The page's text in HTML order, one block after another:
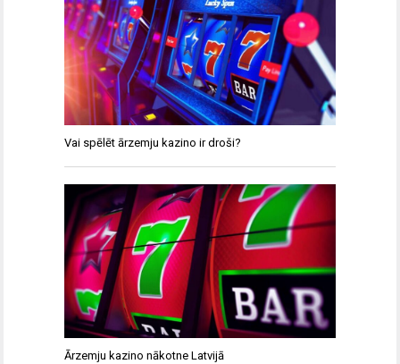
Vai spēlēt ārzemju kazino ir droši?
Ārzemju kazino nākotne Latvijā